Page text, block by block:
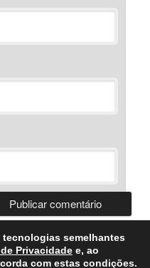
semelhantes
Privacidade e, ao
com estas condições.